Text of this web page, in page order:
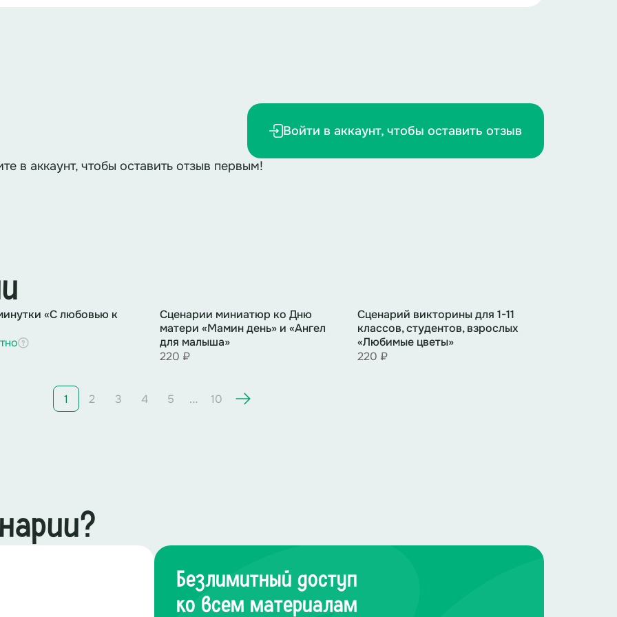
Свет постепенно усиливается, выходят ведущие.
полное сюрпризов и открытий.
Войти в аккаунт, чтобы оставить отзыв
в аккаунт, чтобы оставить отзыв первым!
«С любовью к
Сценарии миниатюр ко Дню
матери «Мамин день» и «Ангел
для малыша»
220 ₽
Сценарий викторины для 1-11
классов, студентов, взрослых
«Любимые цветы»
220 ₽
1 2 3 4 5 … 10
Безлимитный доступ
ко всем материалам